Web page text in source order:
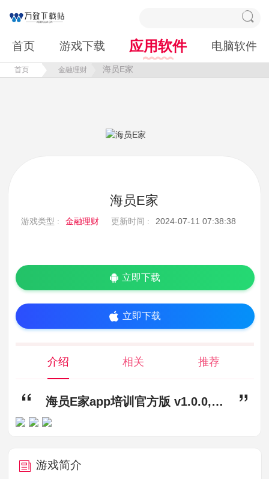
首页 游戏下载 应用软件 电脑软件
首页 金融理财 海员E家
海员E家
游戏类型 : 金融理财 更新时间 : 2024-07-11 07:38:38
立即下载
立即下载
介绍 相关 推荐
海员E家app培训官方版 v1.0.0,海员E家app下载,海员E家app培训官方版
游戏简介